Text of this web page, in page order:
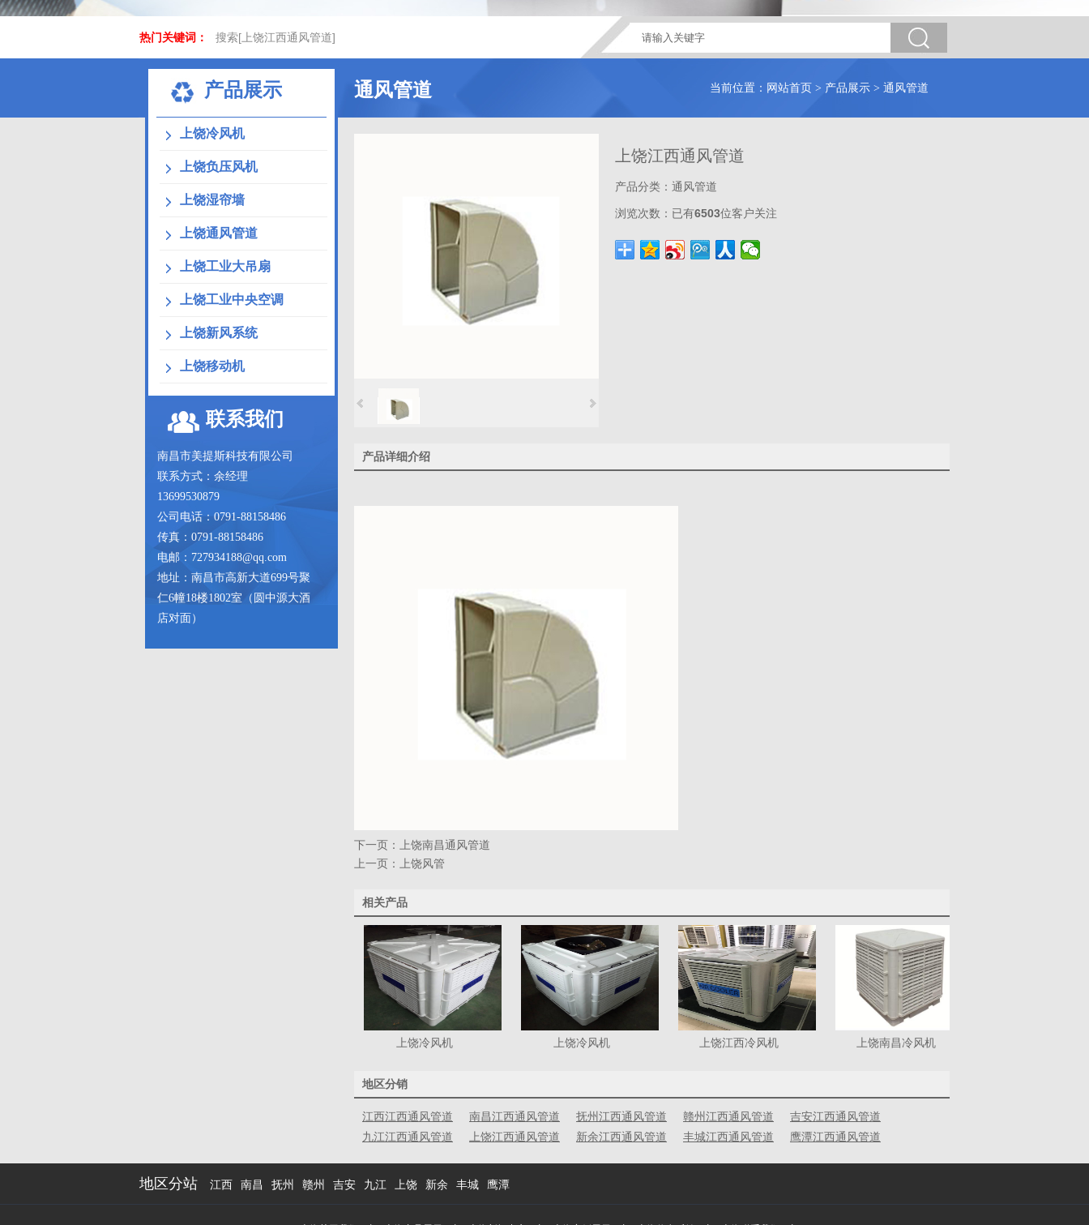
热门关键词： 搜索[上饶江西通风管道]
当前位置： 网站首页 > 产品展示 > 通风管道
通风管道
产品展示
上饶江西通风管道
产品分类： 通风管道
浏览次数： 已有6503位客户关注
产品详细介绍
下一页：
上饶南昌通风管道
上一页：
上饶风管
相关产品
上饶冷风机 上饶冷风机 上饶江西冷风机 上饶南昌冷风机
地区分销
江西江西通风管道 南昌江西通风管道 抚州江西通风管道 赣州江西通风管道
吉安江西通风管道
九江江西通风管道
上饶江西通风管道 新余江西通风管道 丰城江西通风管道 鹰潭江西通风管道
上饶冷风机
上饶负压风机
上饶湿帘墙
上饶通风管道
上饶工业大吊扇
上饶工业中央空调
上饶新风系统
上饶移动机
联系我们
南昌市美提斯科技有限公司
联系方式：余经理
13699530879
公司电话：0791-88158486
传真：0791-88158486
电邮：727934188@qq.com
地址：南昌市高新大道699号聚
仁6幢18楼1802室（圆中源大酒
店对面）
地区分站 江西 南昌 抚州 赣州 吉安 九江 上饶 新余 丰城 鹰潭